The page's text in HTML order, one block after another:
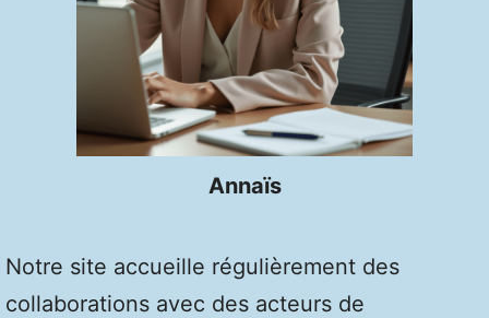
Annaïs
Notre site accueille régulièrement des
collaborations avec des acteurs de